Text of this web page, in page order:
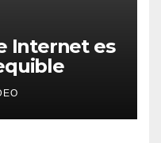
Internet es